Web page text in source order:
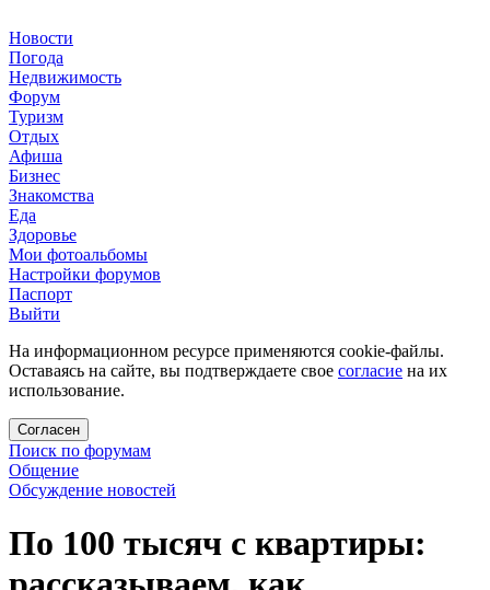
Новости
Погода
Недвижимость
Форум
Туризм
Отдых
Афиша
Бизнес
Знакомства
Еда
Здоровье
Мои фотоальбомы
Настройки форумов
Паспорт
Выйти
На информационном ресурсе применяются cookie-файлы.
Оставаясь на сайте, вы подтверждаете свое согласие на их
использование.
Согласен
Поиск по форумам
Общение
Обсуждение новостей
По 100 тысяч с квартиры: